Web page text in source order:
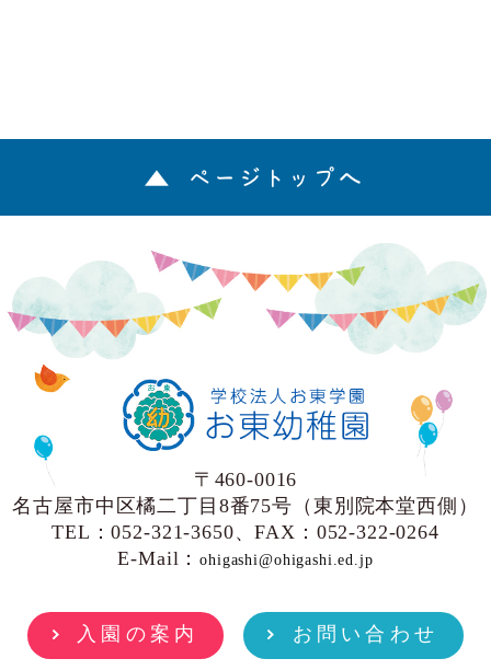
ページトップへ
〒460-0016
名古屋市中区橘二丁目8番75号（東別院本堂西側）
TEL：052-321-3650、FAX：052-322-0264
E-Mail：ohigashi@ohigashi.ed.jp
入園の案内 お問い合わせ